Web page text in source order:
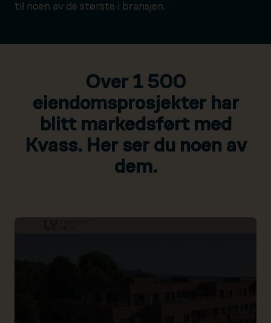
til noen av de største i bransjen.
Over 1 500
eiendomsprosjekter har
blitt markedsført med
Kvass. Her ser du noen av
dem.